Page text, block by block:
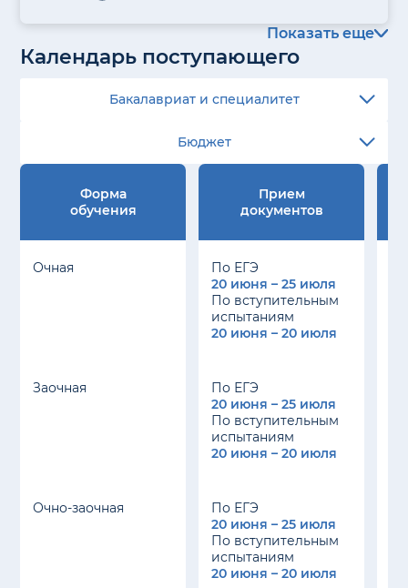
Показать еще
Календарь поступающего
Бакалавриат и специалитет
Бюджет
Форма
обучения
Прием
документов
Очная
По ЕГЭ
20 июня – 25 июля
По вступительным
испытаниям
20 июня – 20 июля
Заочная
По ЕГЭ
20 июня – 25 июля
По вступительным
испытаниям
20 июня – 20 июля
Очно-заочная
По ЕГЭ
20 июня – 25 июля
По вступительным
испытаниям
20 июня – 20 июля